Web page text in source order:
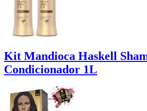
Kit Mandioca Haskell
Condicionador 1L